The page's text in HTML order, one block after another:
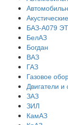
БАЗ-А079
БелАЗ
Богдан
ВАЗ
ГАЗ
Газовое
Двигатели и
ЗАЗ
ЗИЛ
КамАЗ